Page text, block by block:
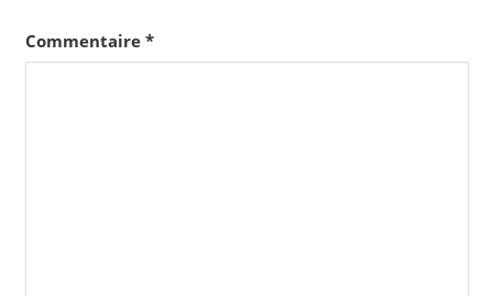
Commentaire *